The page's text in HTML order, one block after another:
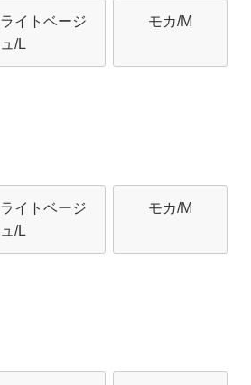
ライトベージ
ュ/L
モカ/M
ライトベージ
ュ/L
モカ/M